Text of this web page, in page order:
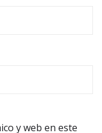
y web en este